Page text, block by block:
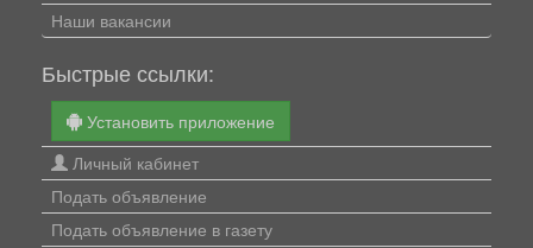
Наши вакансии
Быстрые ссылки:
Установить приложение
Личный кабинет
Подать объявление
Подать объявление в газету